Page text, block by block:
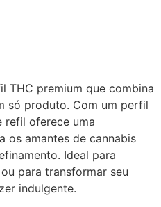
THC premium que combina
só produto. Com um perfil
refil oferece uma
os amantes de cannabis
Ideal para
para transformar seu
indulgente.